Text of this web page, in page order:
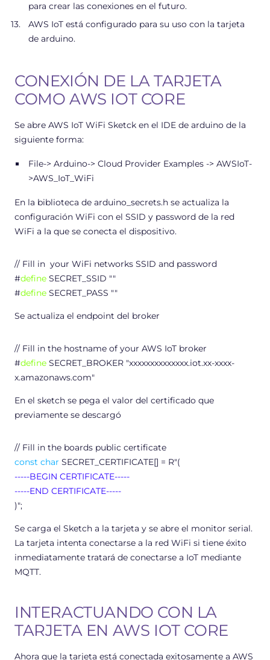
para crear las conexiones en el futuro.
AWS IoT está configurado para su uso con la tarjeta
de arduino.
CONEXIÓN DE LA TARJETA
COMO AWS IOT CORE
Se abre AWS IoT WiFi Sketck en el IDE de arduino de la
siguiente forma:
File-> Arduino-> Cloud Provider Examples -> AWSIoT-
>AWS_IoT_WiFi
En la biblioteca de arduino_secrets.h se actualiza la
configuración WiFi con el SSID y password de la red
WiFi a la que se conecta el dispositivo.
// Fill in your WiFi networks SSID and password
#define SECRET_SSID ""
#define SECRET_PASS ""
Se actualiza el endpoint del broker
// Fill in the hostname of your AWS IoT broker
#define SECRET_BROKER "xxxxxxxxxxxxxx.iot.xx-xxxx-
x.amazonaws.com"
En el sketch se pega el valor del certificado que
previamente se descargó
// Fill in the boards public certificate
const char SECRET_CERTIFICATE[] = R"(
-----BEGIN CERTIFICATE-----
-----END CERTIFICATE-----
)";
Se carga el Sketch a la tarjeta y se abre el monitor serial.
La tarjeta intenta conectarse a la red WiFi si tiene éxito
inmediatamente tratará de conectarse a IoT mediante
MQTT.
INTERACTUANDO CON LA
TARJETA EN AWS IOT CORE
Ahora que la tarjeta está conectada exitosamente a AWS